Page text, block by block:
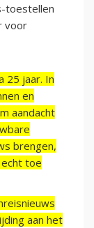
toestellen
voor
25 jaar. In
en
aandacht
brengen,
toe
aan het